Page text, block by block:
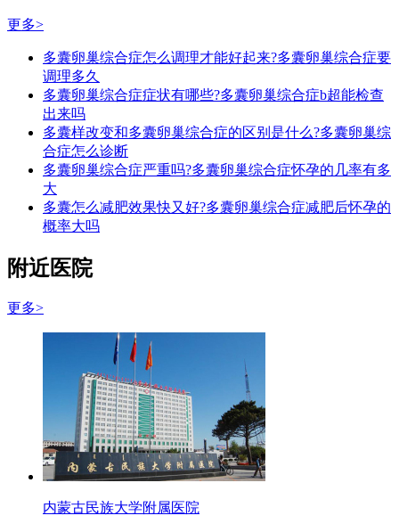
更多>
多囊卵巢综合症怎么调理才能好起来?多囊卵巢综合症要
调理多久
多囊卵巢综合症症状有哪些?多囊卵巢综合症b超能检查
出来吗
多囊样改变和多囊卵巢综合症的区别是什么?多囊卵巢综
合症怎么诊断
多囊卵巢综合症严重吗?多囊卵巢综合症怀孕的几率有多
大
多囊怎么减肥效果快又好?多囊卵巢综合症减肥后怀孕的
概率大吗
附近医院
更多>
内蒙古民族大学附属医院